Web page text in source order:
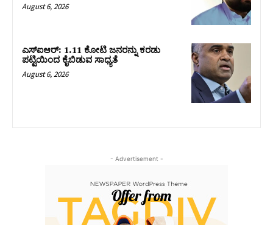
August 6, 2026
ಎಸ್‌ಐಆರ್‌: 1.11 ಕೋಟಿ ಜನರನ್ನು ಕರಡು
ಪಟ್ಟಿಯಿಂದ ಕೈಬಿಡುವ ಸಾಧ್ಯತೆ
August 6, 2026
- Advertisement -